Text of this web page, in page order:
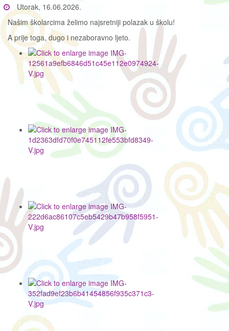
Utorak, 16.06.2026.
Našim školarcima želimo najsretniji polazak u školu!
A prije toga, dugo i nezaboravno ljeto.